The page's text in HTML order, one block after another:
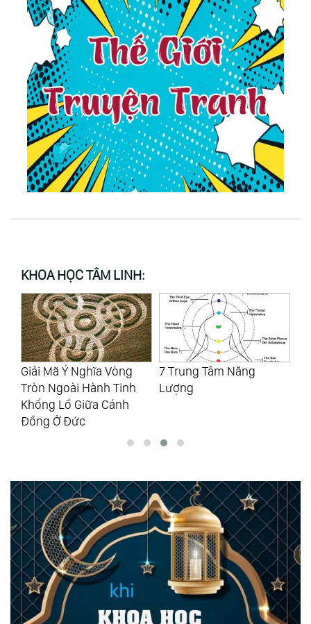
KHOA HỌC TÂM LINH:
Giải Mã Ý Nghĩa Vòng
Tròn Ngoài Hành Tinh
Khổng Lồ Giữa Cánh
Đồng Ở Đức
7 Trung Tâm Năng
Lượng